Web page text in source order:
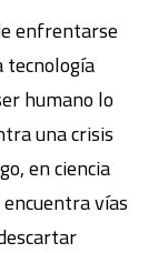
enfrentarse
tecnología
humano lo
una crisis
en ciencia
vías